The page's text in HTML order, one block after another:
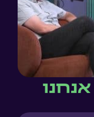
אנחנו